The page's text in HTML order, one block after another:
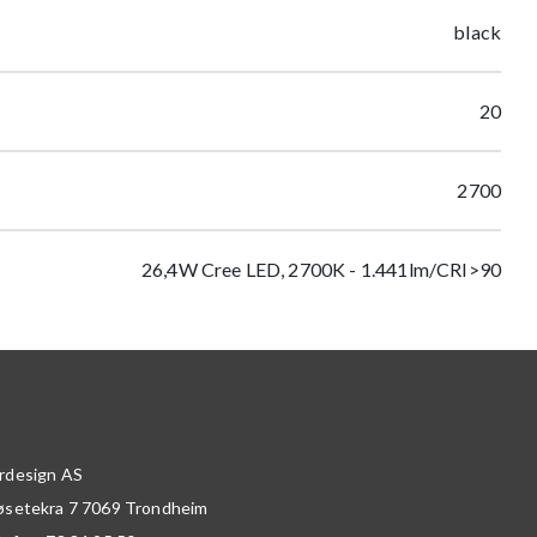
black
20
2700
26,4W Cree LED, 2700K - 1.441lm/CRI>90
AS
7 7069 Trondheim